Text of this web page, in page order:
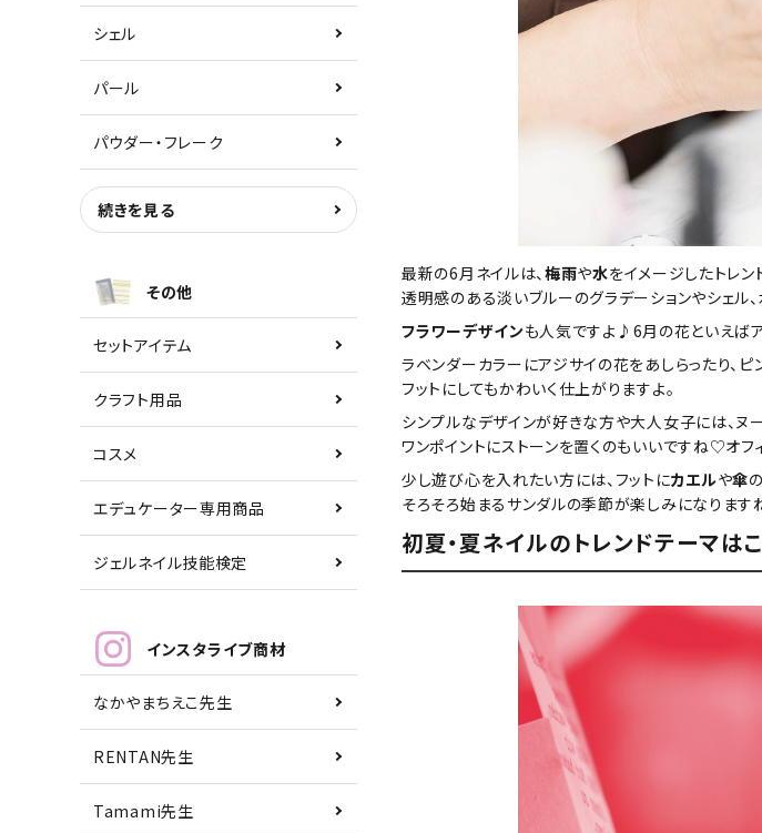
最新の6月ネイルは、梅雨や水をイメージしたトレン
透明感のある淡いブルーのグラデーションやシェル
フラワーデザインも人気ですよ♪6月の花といえばア
ラベンダーカラーにアジサイの花をあしらったり、
フットにしてもかわいく仕上がりますよ。
シンプルなデザインが好きな方や大人女子には、ヌ
ワンポイントにストーンを置くのもいいですね♡オフ
少し遊び心を入れたい方には、フットにカエルや傘
そろそろ始まるサンダルの季節が楽しみになります
初夏・夏ネイルのトレンドテーマはこ
シェル
パール
パウダー・フレーク
続きを見る
その他
セットアイテム
クラフト用品
コスメ
エデュケーター専用商品
ジェルネイル技能検定
インスタライブ商材
なかやまちえこ先生
RENTAN先生
Tamami先生